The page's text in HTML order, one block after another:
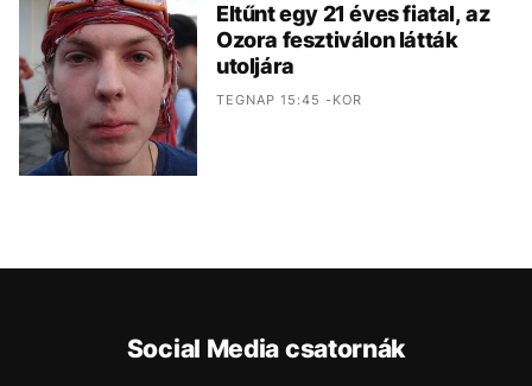
Eltűnt egy 21 éves fiatal, az
Ozora fesztiválon látták
utoljára
TEGNAP 15:45 -KOR
Social Media csatornák